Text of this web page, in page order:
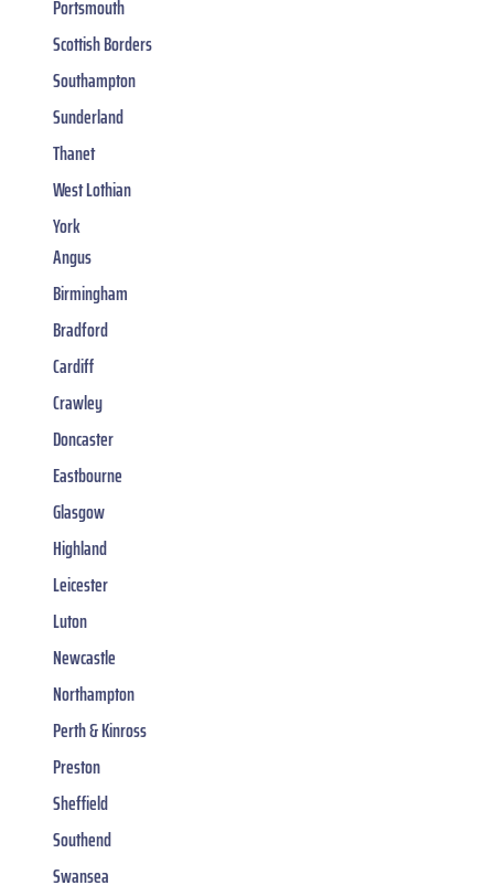
Portsmouth
Scottish Borders
Southampton
Sunderland
Thanet
West Lothian
York
Angus
Birmingham
Bradford
Cardiff
Crawley
Doncaster
Eastbourne
Glasgow
Highland
Leicester
Luton
Newcastle
Northampton
Perth & Kinross
Preston
Sheffield
Southend
Swansea